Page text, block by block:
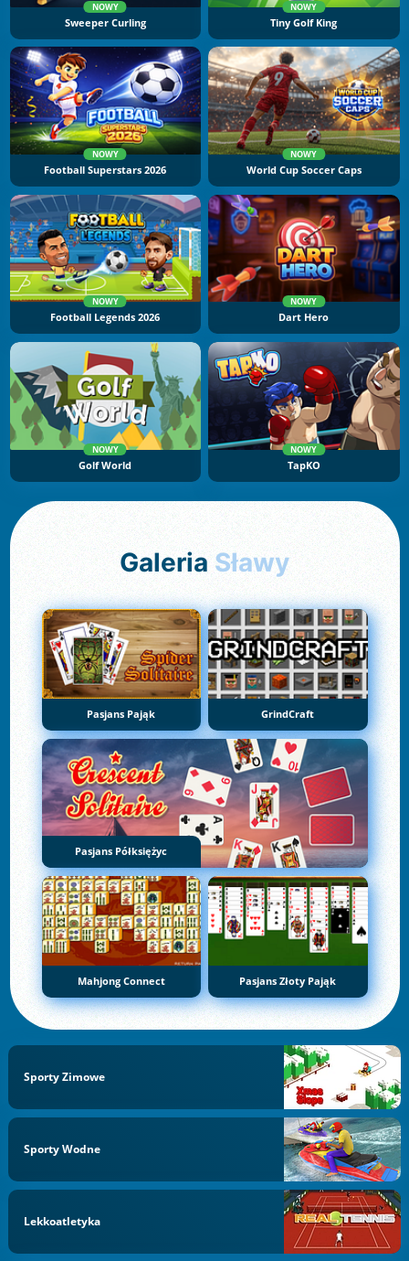
NOWY
Sweeper Curling
NOWY
Tiny Golf King
NOWY
Football Superstars 2026
NOWY
World Cup Soccer Caps
NOWY
Football Legends 2026
NOWY
Dart Hero
NOWY
Golf World
NOWY
TapKO
Galeria Sławy
Pasjans Pająk GrindCraft
Pasjans Półksiężyc
Mahjong Connect Pasjans Złoty Pająk
Sporty Zimowe
Sporty Wodne
Lekkoatletyka